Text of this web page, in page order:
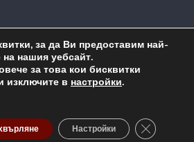
Административен достъп
Каравелов" гр. Бургас
за да Ви предоставим най-
нашия уебсайт.
за това кои бисквитки
изключите в настройки.
Настройки Close